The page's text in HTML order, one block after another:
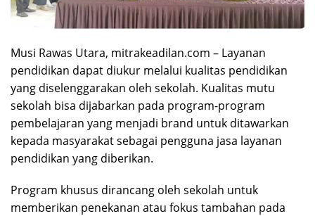
Musi Rawas Utara, mitrakeadilan.com – Layanan
pendidikan dapat diukur melalui kualitas pendidikan
yang diselenggarakan oleh sekolah. Kualitas mutu
sekolah bisa dijabarkan pada program-program
pembelajaran yang menjadi brand untuk ditawarkan
kepada masyarakat sebagai pengguna jasa layanan
pendidikan yang diberikan.
Program khusus dirancang oleh sekolah untuk
memberikan penekanan atau fokus tambahan pada